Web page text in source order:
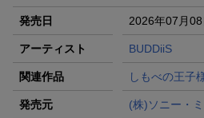
発売日 2026年07月08
アーティスト BUDDiiS
関連作品 しもべの王子
発売元 (株)ソニー・